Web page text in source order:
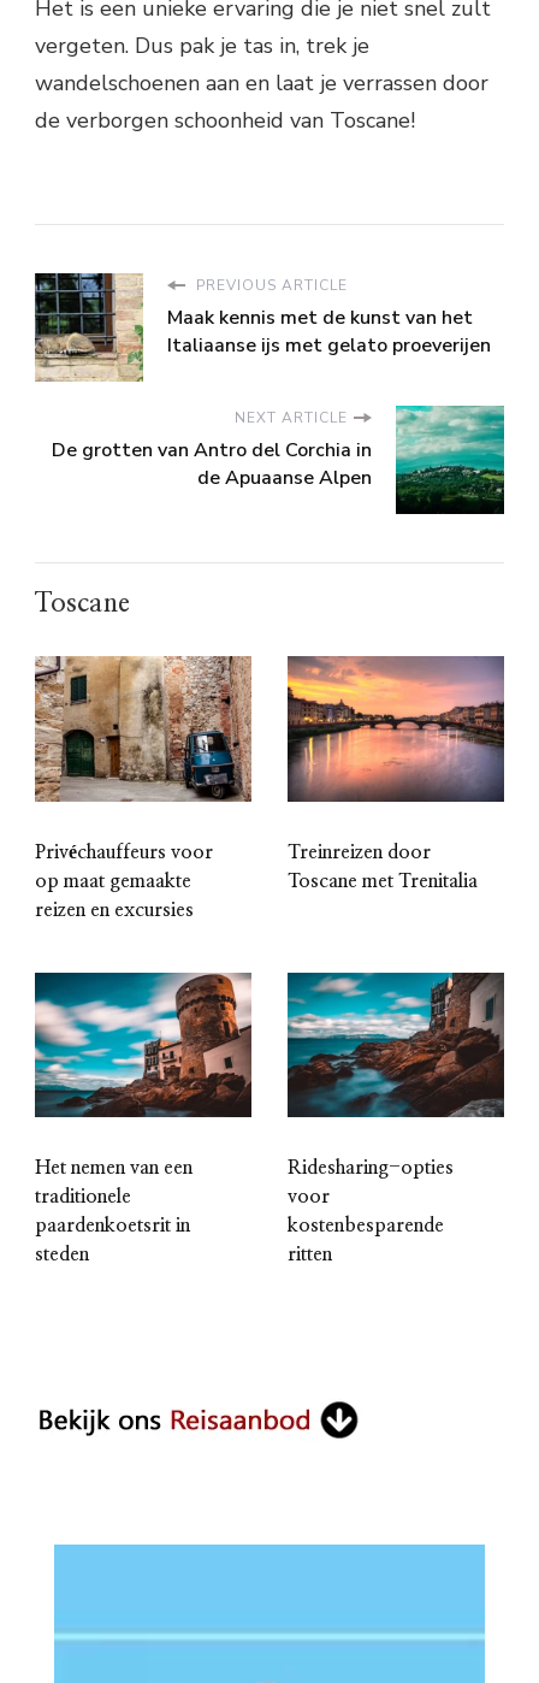
Het is een unieke ervaring die je niet snel zult
vergeten. Dus pak je tas in, trek je
wandelschoenen aan en laat je verrassen door
de verborgen schoonheid van Toscane!
PREVIOUS ARTICLE
Maak kennis met de kunst van het
Italiaanse ijs met gelato proeverijen
NEXT ARTICLE
De grotten van Antro del Corchia in
de Apuaanse Alpen
Toscane
Privéchauffeurs voor
op maat gemaakte
reizen en excursies
Treinreizen door
Toscane met Trenitalia
Het nemen van een
traditionele
paardenkoetsrit in
steden
Ridesharing-opties
voor
kostenbesparende
ritten